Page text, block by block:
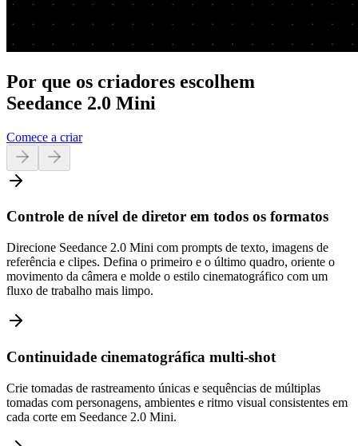
Por que os criadores escolhem
Seedance 2.0 Mini
Comece a criar
Controle de nível de diretor em todos os formatos
Direcione Seedance 2.0 Mini com prompts de texto, imagens de
referência e clipes. Defina o primeiro e o último quadro, oriente o
movimento da câmera e molde o estilo cinematográfico com um
fluxo de trabalho mais limpo.
Continuidade cinematográfica multi-shot
Crie tomadas de rastreamento únicas e sequências de múltiplas
tomadas com personagens, ambientes e ritmo visual consistentes em
cada corte em Seedance 2.0 Mini.